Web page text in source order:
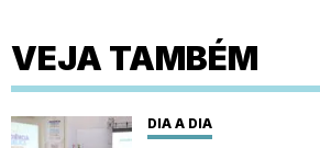
VEJA TAMBÉM
DIA A DIA